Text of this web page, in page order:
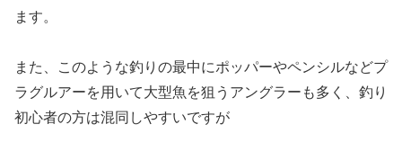
ます。
また、このような釣りの最中にポッパーやペンシルなどプ
ラグルアーを用いて大型魚を狙うアングラーも多く、釣り
初心者の方は混同しやすいですが